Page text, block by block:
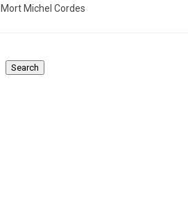
Mort Michel Cordes
Search